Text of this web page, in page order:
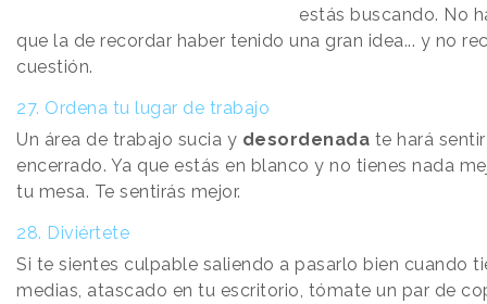
estás buscando. No
que la de recordar haber tenido una gran idea... y no
cuestión.
27. Ordena tu lugar de trabajo
Un área de trabajo sucia y desordenada te hará
encerrado. Ya que estás en blanco y no tienes nada
tu mesa. Te sentirás mejor.
28. Diviértete
Si te sientes culpable saliendo a pasarlo bien cuando
medias, atascado en tu escritorio, tómate un par de